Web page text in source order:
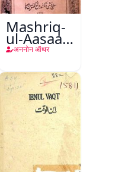
Mashriq-
ul-Aasaar
Tarjuma
Naama
Bostan-e-
Khayaal
अननोन ऑथर